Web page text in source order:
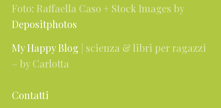
Foto: Raffaella Caso + Stock Images by
Depositphotos
My Happy Blog | scienza & libri per ragazzi
– by Carlotta
Contatti